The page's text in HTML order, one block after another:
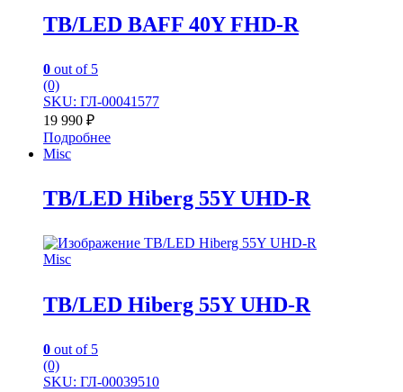
TB/LED BAFF 40Y FHD-R
0 out of 5
(0)
SKU: ГЛ-00041577
19 990 ₽
Подробнее
Misc
TB/LED Hiberg 55Y UHD-R
Misc
TB/LED Hiberg 55Y UHD-R
0 out of 5
(0)
SKU: ГЛ-00039510